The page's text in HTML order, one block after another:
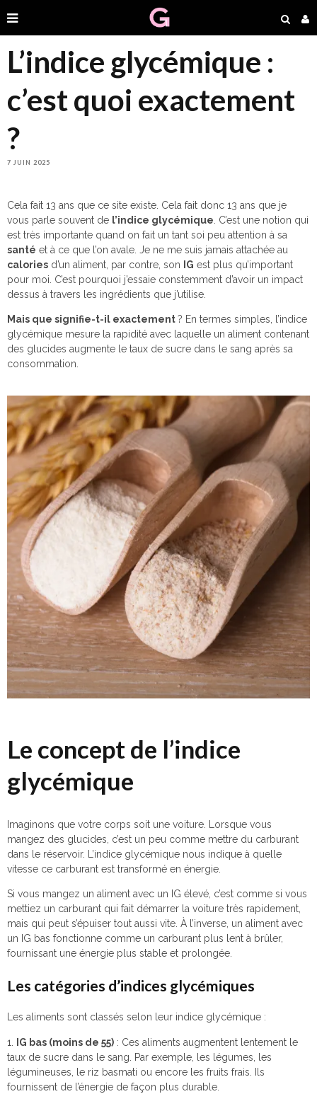
L’indice glycémique :
c’est quoi exactement
?
7 JUIN 2025
Cela fait 13 ans que ce site existe. Cela fait donc 13 ans que je
vous parle souvent de l’indice glycémique . C’est une notion qui
est très importante quand on fait un tant soi peu attention à sa
santé et à ce que l’on avale. Je ne me suis jamais attachée au
calories d’un aliment, par contre, son IG est plus qu’important
pour moi. C’est pourquoi j’essaie constemment d’avoir un impact
dessus à travers les ingrédients que j’utilise.
Mais que signifie-t-il exactement? En termes simples, l’indice
glycémique mesure la rapidité avec laquelle un aliment contenant
des glucides augmente le taux de sucre dans le sang après sa
consommation.
Le concept de l’indice
glycémique
Imaginons que votre corps soit une voiture. Lorsque vous
mangez des glucides, c’est un peu comme mettre du carburant
dans le réservoir. L’indice glycémique nous indique à quelle
vitesse ce carburant est transformé en énergie.
Si vous mangez un aliment avec un IG élevé, c’est comme si vous
mettiez un carburant qui fait démarrer la voiture très rapidement,
mais qui peut s’épuiser tout aussi vite. À l’inverse, un aliment avec
un IG bas fonctionne comme un carburant plus lent à brûler,
fournissant une énergie plus stable et prolongée.
Les catégories d’indices glycémiques
Les aliments sont classés selon leur indice glycémique :
IG bas (moins de 55) : Ces aliments augmentent lentement le
taux de sucre dans le sang. Par exemple, les légumes, les
légumineuses, le riz basmati ou encore les fruits frais. Ils
fournissent de l’énergie de façon plus durable.